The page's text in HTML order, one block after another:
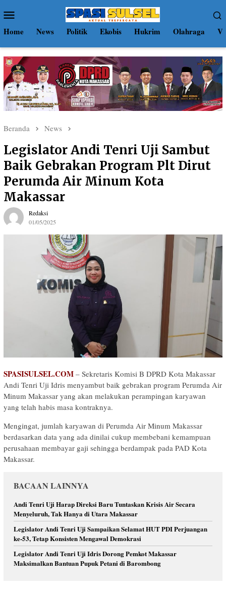
ke
kontenMobile
Home News Politik Ekobis Hukrim Olahraga
Beranda News
Legislator Andi Tenri Uji Sambut
Baik Gebrakan Program Plt Dirut
Perumda Air Minum Kota
Makassar
Redaksi
01/05/2025
SPASISULSEL.COM – Sekretaris Komisi B DPRD Kota Makassar
Andi Tenri Uji Idris menyambut baik gebrakan program Perumda Air
Minum Makassar yang akan melakukan perampingan karyawan
yang telah habis masa kontraknya.
Mengingat, jumlah karyawan di Perumda Air Minum Makassar
berdasarkan data yang ada dinilai cukup membebani kemampuan
perusahaan membayar gaji sehingga berdampak pada PAD Kota
Makassar.
BACAAN LAINNYA
Andi Tenri Uji Harap Direksi Baru Tuntaskan Krisis Air Secara
Menyeluruh, Tak Hanya di Utara Makassar
Legislator Andi Tenri Uji Sampaikan Selamat HUT PDI Perjuangan
ke-53, Tetap Konsisten Mengawal Demokrasi
Legislator Andi Tenri Uji Idris Dorong Pemkot Makassar
Maksimalkan Bantuan Pupuk Petani di Barombong